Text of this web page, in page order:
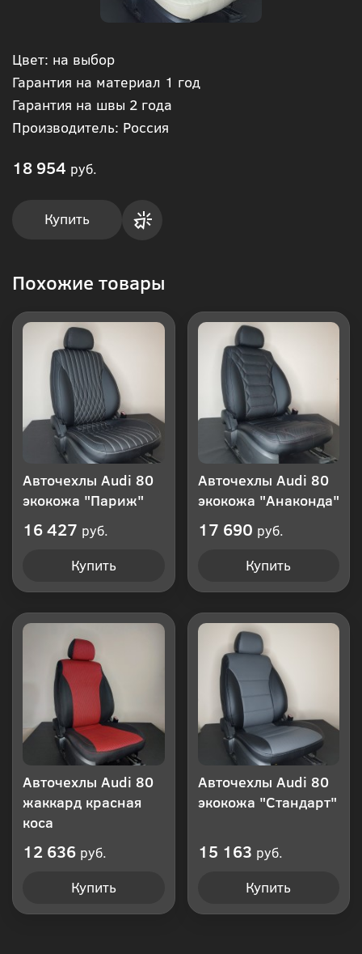
Цвет: на выбор
Гарантия на материал 1 год
Гарантия на швы 2 года
Производитель: Россия
18 954 руб.
Купить
Похожие товары
Авточехлы Audi 80
экокожа "Париж"
16 427 руб.
Купить
Авточехлы Audi 80
экокожа "Анаконда"
17 690 руб.
Купить
Авточехлы Audi 80
жаккард красная
коса
12 636 руб.
Купить
Авточехлы Audi 80
экокожа "Стандарт"
15 163 руб.
Купить